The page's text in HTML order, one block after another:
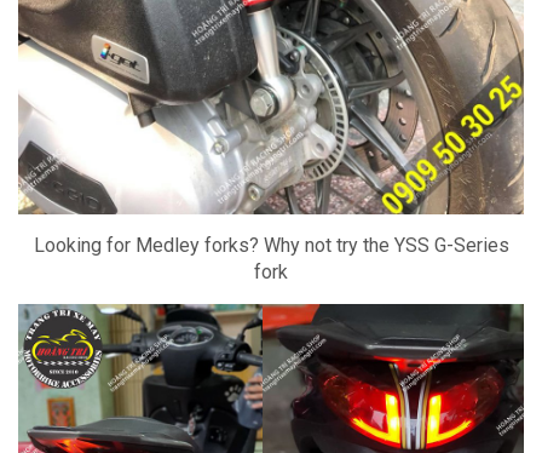
Looking for Medley forks? Why not try the YSS G-Series
fork